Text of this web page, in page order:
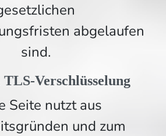
abgelaufen
sind.
TLS-Verschlüsselung
Seite nutzt aus
und zum